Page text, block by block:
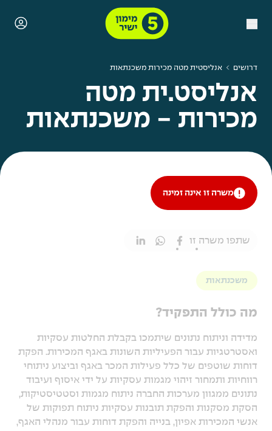
דרושים אנליסטית מטה מכירות משכנתאות
אנליסט.ית מטה
מכירות - משכנתאות
משרה זו אינה זמינה
שתפו משרה זו
משכנתאות
מה כולל התפקיד?
מדידה וניתוח נתונים שיתמכו בקבלת החלטות עסקיות
ואסטרטגיות עבור הפעיליות השונות באגף המכירות. הפקת
דוחות שוטפים של כלל פעילות המכר באגף וביצוע ניתוחי
רווחיות ותמחור זיהוי מגמות עסקיות על ידי איסוף ועיבוד
נתונים ממגוון מערכות החברה ניתוח מגמות וסטטיסטיקות,
הסקת מסקנות והפקת תובנות עסקיות ניתוח תפוקות של
אנשי המכירות אפיון, בנייה והפקת דוחות עבור מנהלי האגף,